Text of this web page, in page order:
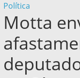
Política
Motta